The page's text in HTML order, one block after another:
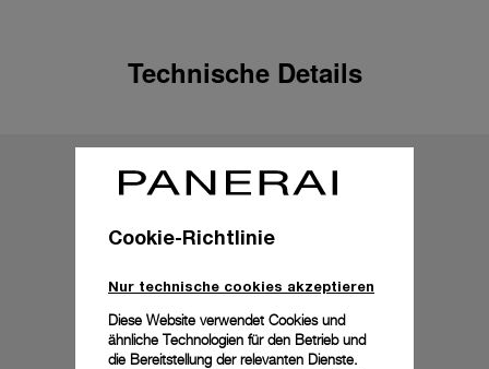
Technische Details
Cookie-Richtlinie
Nur technische cookies akzeptieren
Diese Website verwendet Cookies und
ähnliche Technologien für den Betrieb und
die Bereitstellung der relevanten Dienste.